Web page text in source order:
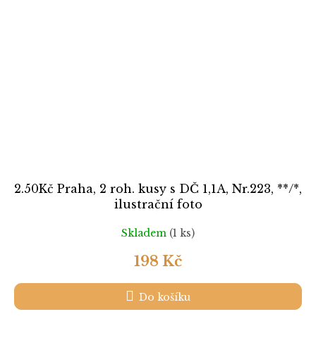
2.50Kč Praha, 2 roh. kusy s DČ 1,1A, Nr.223, **/*,
ilustrační foto
Skladem (1 ks)
198 Kč
Do košíku